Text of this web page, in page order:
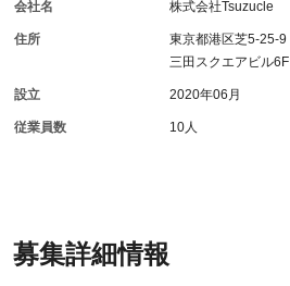
募集詳細情報
会社名 株式会社Tsuzucle
住所
東京都港区芝5-25-9
三田スクエアビル6F
設立 2020年06月
従業員数 10人